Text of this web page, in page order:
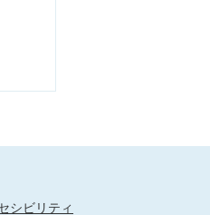
シビリティ